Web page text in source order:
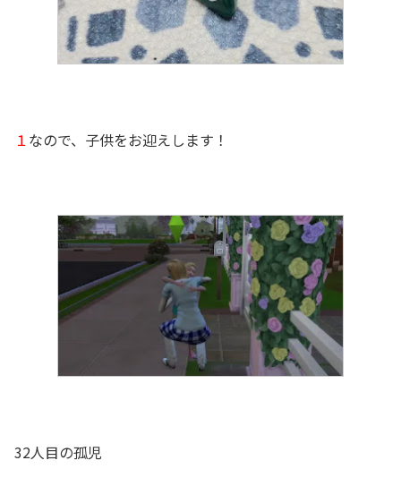
１なので、子供をお迎えします！
32人目の孤児